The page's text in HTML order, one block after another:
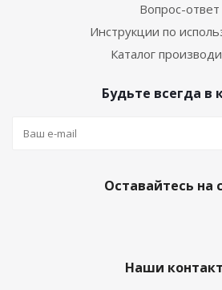
Вопрос-ответ
Инструкции по
Каталог
Будьте всегда в
Оставайтесь на
Наши